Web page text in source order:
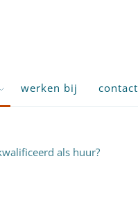
werken bij contact
als huur?